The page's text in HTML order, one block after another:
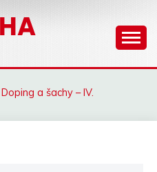
Doping a šachy – IV.